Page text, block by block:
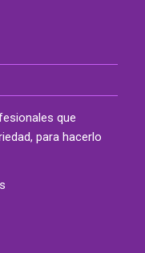
que
para hacerlo